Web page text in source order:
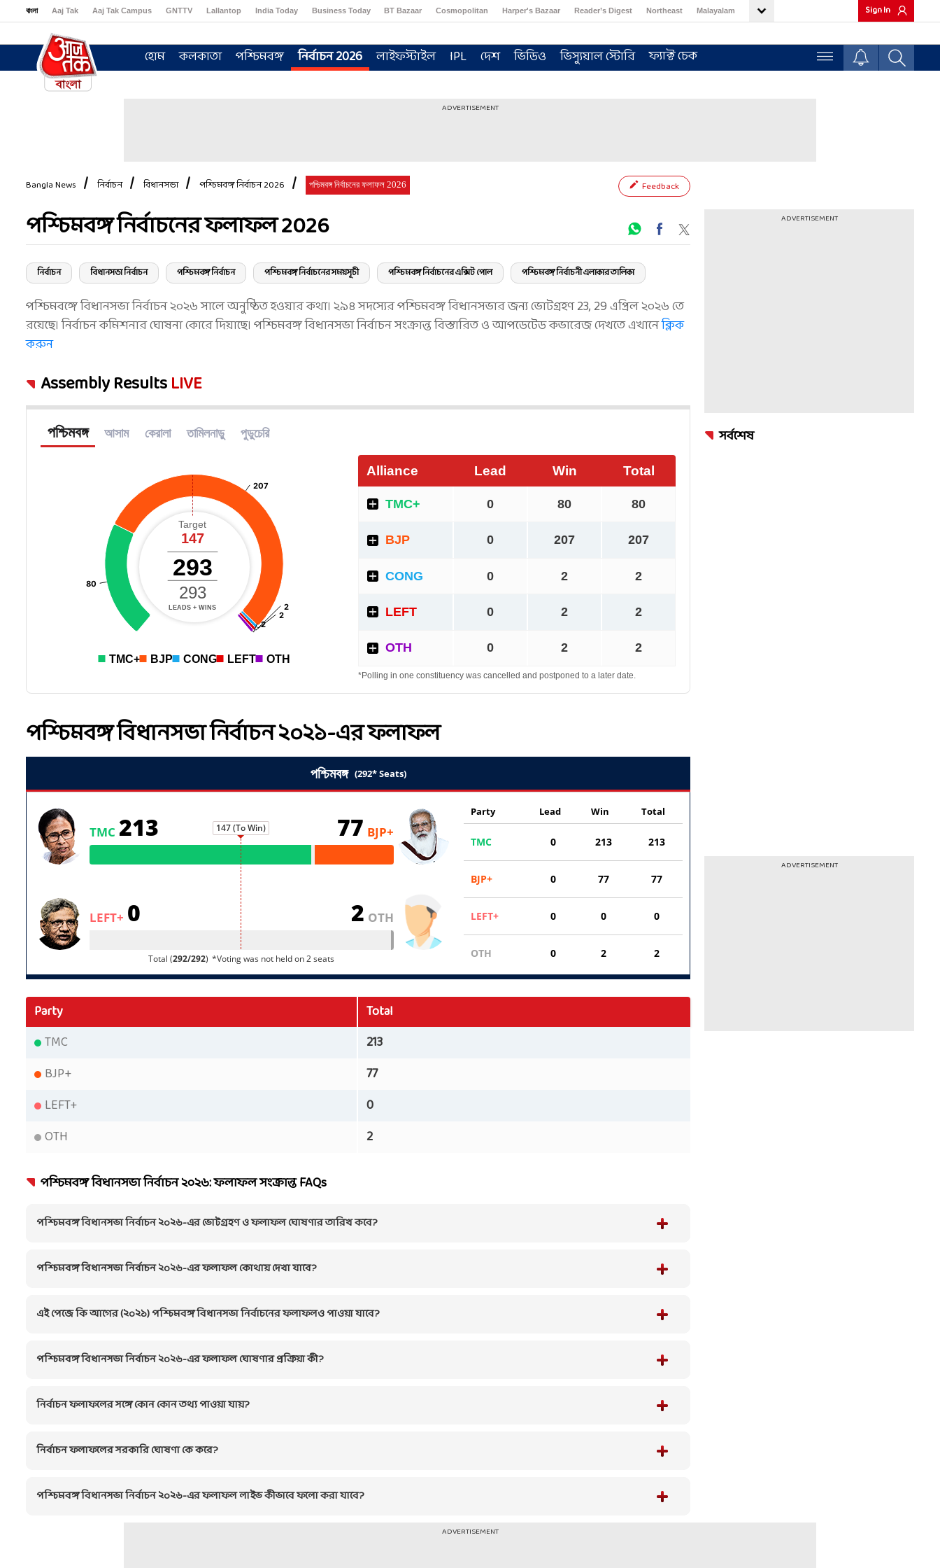
বাংলা Aaj Tak Aaj Tak Campus GNTTV Lallantop India Today Business Today BT Bazaar Cosmopolitan Harper's Bazaar Reader’s Digest Northeast Malayalam Sign In
হোম কলকাতা পশ্চিমবঙ্গ নির্বাচন 2026 লাইফস্টাইল IPL দেশ ভিডিও ভিস্যুয়াল স্টোরি ফ্যাক্ট চেক
ADVERTISEMENT
Bangla News নির্বাচন বিধানসভা পশ্চিমবঙ্গ নির্বাচন 2026 পশ্চিমবঙ্গ নির্বাচনের ফলাফল 2026 Feedback
পশ্চিমবঙ্গ নির্বাচনের ফলাফল 2026
নির্বাচন বিধানসভা নির্বাচন পশ্চিমবঙ্গ নির্বাচন পশ্চিমবঙ্গ নির্বাচনের সময়সূচী পশ্চিমবঙ্গ নির্বাচনের এক্সিট পোল পশ্চিমবঙ্গ নির্বাচনী এলাকার তালিকা
পশ্চিমবঙ্গে বিধানসভা নির্বাচন ২০২৬ সালে অনুষ্ঠিত হওয়ার কথা। ২৯৪ সদস্যের পশ্চিমবঙ্গ বিধানসভার জন্য ভোটগ্রহণ 23, 29 এপ্রিল ২০২৬ তে
রয়েছে। নির্বাচন কমিশনার ঘোষনা কোরে দিয়াছে। পশ্চিমবঙ্গ বিধানসভা নির্বাচন সংক্রান্ত বিস্তারিত ও আপডেটেড কভারেজ দেখতে এখানেক্লিক
করুন
Assembly ResultsLIVE
পশ্চিমবঙ্গ বিধানসভা নির্বাচন ২০২১-এর ফলাফল
Party
Total
TMC
213
BJP+
77
LEFT+
0
OTH
2
পশ্চিমবঙ্গ বিধানসভা নির্বাচন ২০২৬: ফলাফল সংক্রান্ত FAQs
পশ্চিমবঙ্গ বিধানসভা নির্বাচন ২০২৬-এর ভোটগ্রহণ ও ফলাফল ঘোষণার তারিখ কবে?
পশ্চিমবঙ্গ বিধানসভা নির্বাচন ২০২৬-এর ফলাফল কোথায় দেখা যাবে?
এই পেজে কি আগের (২০২১) পশ্চিমবঙ্গ বিধানসভা নির্বাচনের ফলাফলও পাওয়া যাবে?
পশ্চিমবঙ্গ বিধানসভা নির্বাচন ২০২৬-এর ফলাফল ঘোষণার প্রক্রিয়া কী?
নির্বাচন ফলাফলের সঙ্গে কোন কোন তথ্য পাওয়া যায়?
নির্বাচন ফলাফলের সরকারি ঘোষণা কে করে?
পশ্চিমবঙ্গ বিধানসভা নির্বাচন ২০২৬-এর ফলাফল লাইভ কীভাবে ফলো করা যাবে?
ADVERTISEMENT
সর্বশেষ
ADVERTISEMENT
ADVERTISEMENT